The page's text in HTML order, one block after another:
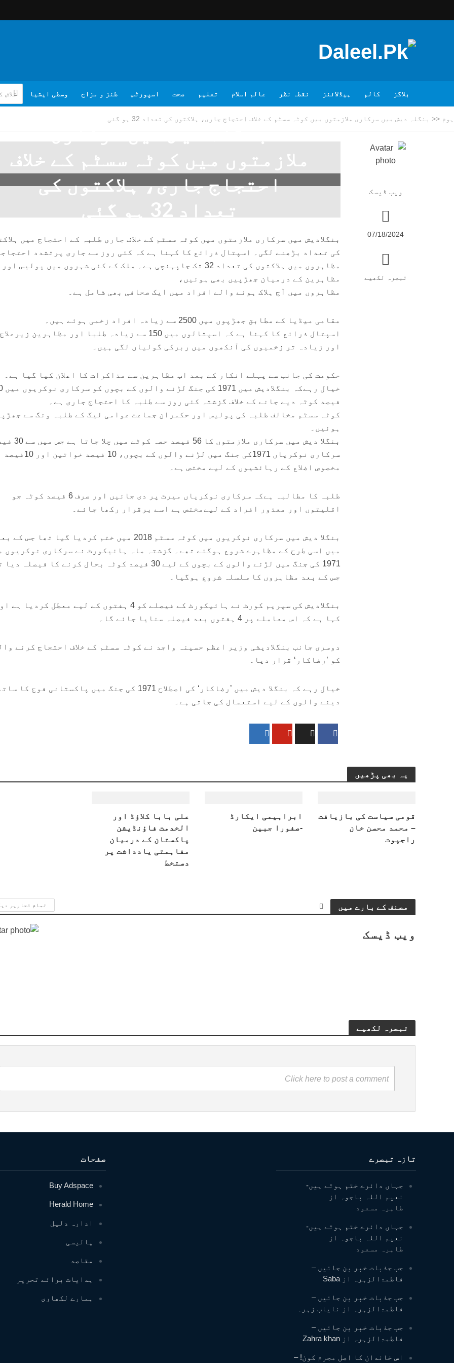
بلاگز کالم ہیڈلائنز نقطہ نظر عالم اسلام تعلیم صحت اسپورٹس طنز و مزاح وسطی ایشیا
ہوم << بنگلہ دیش میں سرکاری ملازمتوں میں کوٹہ سسٹم کے خلاف احتجاج جاری، ہلاکتوں کی تعداد 32 ہو گئی
ویب ڈیسک
07/18/2024
تبصرہ لکھیے
بنگلہ دیش میں سرکاری
ملازمتوں میں کوٹہ سسٹم کے خلاف
احتجاج جاری، ہلاکتوں کی
تعداد 32 ہو گئی
بنگلادیش میں سرکاری ملازمتوں میں کوٹہ سسٹم کے خلاف جاری طلبہ کے احتجاج میں
کی تعداد بڑھنے لگی۔ اسپتال ذرائع کا کہنا ہے کہ کئی روز سے جاری پرتشدد
مظاہروں میں ہلاکتوں کی تعداد 32 تک جاپہنچی ہے۔ ملک کے کئی شہروں میں پولیس اور
مظاہرین کے درمیان جھڑپیں بھی ہوئیں،
مظاہروں میں آج ہلاک ہونے والے افراد میں ایک صحافی بھی شامل ہے۔
مقامی میڈیا کے مطابق جھڑپوں میں 2500 سے زیادہ افراد زخمی ہوئے ہیں۔
اسپتال ذرائع کا کہنا ہے کہ اسپتالوں میں 150 سے زیادہ طلبا اور مظاہرین
اور زیادہ تر زخمیوں کی آنکھوں میں ربرکی گولیاں لگی ہیں۔
حکومت کی جانب سے پہلے انکار کے بعد اب مظاہرین سے مذاکرات کا اعلان کیا گیا ہے۔
خیال رہےکہ
فیصد کوٹہ دیے جانے کے خلاف گزشتہ کئی روز سے طلبہ کا احتجاج جاری ہے۔
کوٹہ سسٹم مخالف طلبہ کی پولیس اور حکمران جماعت عوامی لیگ کے طلبہ ونگ سے
ہوئیں۔
بنگلا دیش میں سرکاری ملازمتوں کا 56 فیصد
سرکاری نوکریاں 1971کی جنگ میں لڑنے والوں کے بچوں، 10 فیصد خواتین اور 10فیصد
مخصوص اضلاع کے رہائشیوں کے لیے مختص ہے۔
طلبہ کا مطالبہ ہےکہ سرکاری نوکریاں میرٹ پر دی جائیں اور صرف 6 فیصد کوٹہ جو
اقلیتوں اور معذور افراد کے لیےمختص ہے اسے برقرار رکھا جائے۔
بنگلا دیش میں سرکاری نوکریوں میں کوٹہ سسٹم 2018 میں ختم کردیا گیا تھا
میں اسی طرح کے مظاہرے شروع ہوگئے تھے۔ گزشتہ ماہ ہائیکورٹ نے سرکاری نوکریوں
1971 کی جنگ میں لڑنے والوں کے بچوں کے لیے 30 فیصد کوٹہ بحال کرنے کا فیصلہ
جس کے بعد مظاہروں کا سلسلہ شروع ہوگیا۔
بنگلادیش کی سپریم کورٹ نے ہائیکورٹ کے فیصلے کو 4 ہفتوں کے لیے معطل کردیا ہے
کہا ہے کہ اس معاملے پر 4 ہفتوں بعد فیصلہ سنایا جائے گا۔
دوسری جانب بنگلادیشی وزیر اعظم حسینہ واجد نے کوٹہ سسٹم کے خلاف احتجاج کرنے
کو ’رضاکار‘ قرار دیا۔
خیال رہے کہ بنگلا دیش میں ’رضاکار‘ کی اصطلاح 1971 کی جنگ میں پاکستانی فوج کا
دینے والوں کے لیے استعمال کی جاتی ہے۔
یہ بھی پڑھیں
قومی سیاست کی بازیافت
– محمد محسن خان
راجپوت
ابراہیمی ایکارڈ
-صفورا جبین
علی بابا کلاؤڈ اور
الخدمت فاؤنڈیشن
پاکستان کے درمیان
مفاہمتی یادداشت پر
دستخط
مصنف کے بارے میں تمام تحاریر
ویب ڈیسک
تبصرہ لکھیے
Click here to post a comment
صفحات
Buy Adspace
Herald Home
ادارہ دلیل
پالیسی
مقاصد
ہدایات برائے تحریر
ہمارے لکھاری
تازہ تبصرے
جہاں دائرے ختم ہوتے ہیں-
نعیم اللہ باجوہ
از
طاہرہ مسعود
جہاں دائرے ختم ہوتے ہیں-
نعیم اللہ باجوہ
از
طاہرہ مسعود
جب جذبات خبر بن جائیں –
فاطمۃالزہرہ
ازSaba
جب جذبات خبر بن جائیں –
فاطمۃالزہرہ
از نایاب زہرہ
جب جذبات خبر بن جائیں –
فاطمۃالزہرہ
ازZahra khan
اس خاندان کا اصل مجرم کون! –